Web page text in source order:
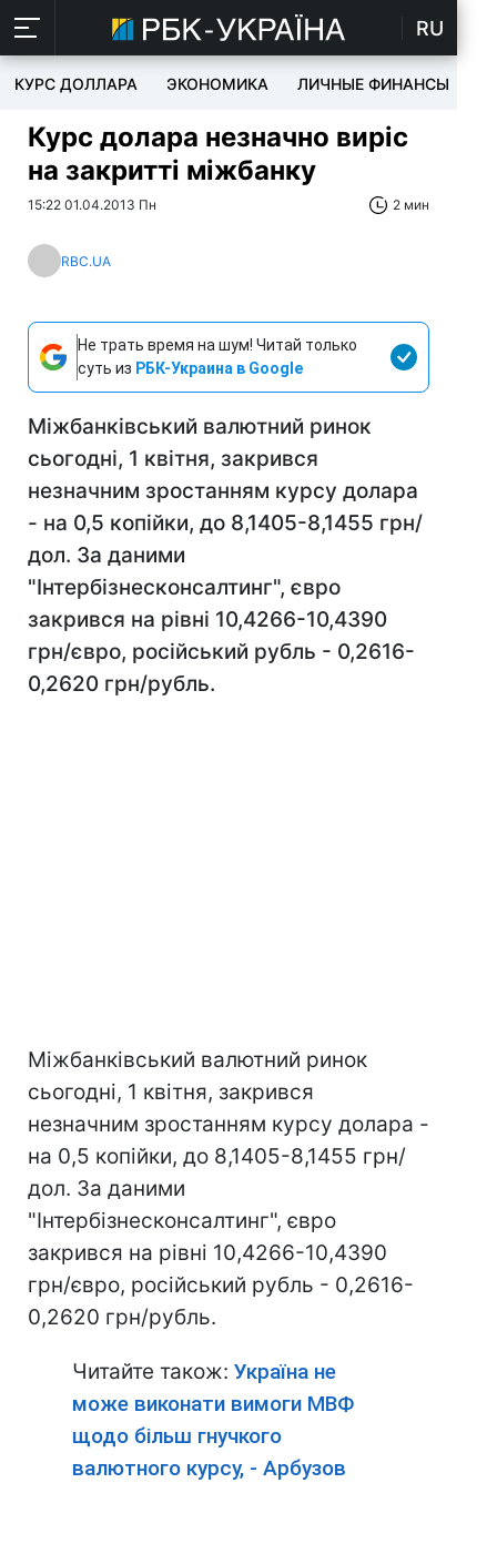
RU
КУРС ДОЛЛАРА ЭКОНОМИКА ЛИЧНЫЕ ФИНАНСЫ
Курс долара незначно виріс
на закритті міжбанку
15:22 01.04.2013 Пн 2 мин
RBC.UA
Не трать время на шум! Читай только
суть из РБК-Украина в Google
Міжбанківський валютний ринок
сьогодні, 1 квітня, закрився
незначним зростанням курсу долара
- на 0,5 копійки, до 8,1405-8,1455 грн/
дол. За даними
"Інтербізнесконсалтинг", євро
закрився на рівні 10,4266-10,4390
грн/євро, російський рубль - 0,2616-
0,2620 грн/рубль.
Міжбанківський валютний ринок
сьогодні, 1 квітня, закрився
незначним зростанням курсу долара -
на 0,5 копійки, до 8,1405-8,1455 грн/
дол. За даними
"Інтербізнесконсалтинг", євро
закрився на рівні 10,4266-10,4390
грн/євро, російський рубль - 0,2616-
0,2620 грн/рубль.
Читайте також: Україна не
може виконати вимоги МВФ
щодо більш гнучкого
валютного курсу, - Арбузов